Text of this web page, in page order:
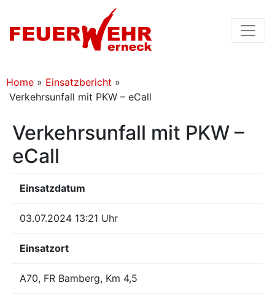
Home » Einsatzbericht »
Verkehrsunfall mit PKW – eCall
Verkehrsunfall mit PKW –
eCall
Einsatzdatum
03.07.2024 13:21 Uhr
Einsatzort
A70, FR Bamberg, Km 4,5